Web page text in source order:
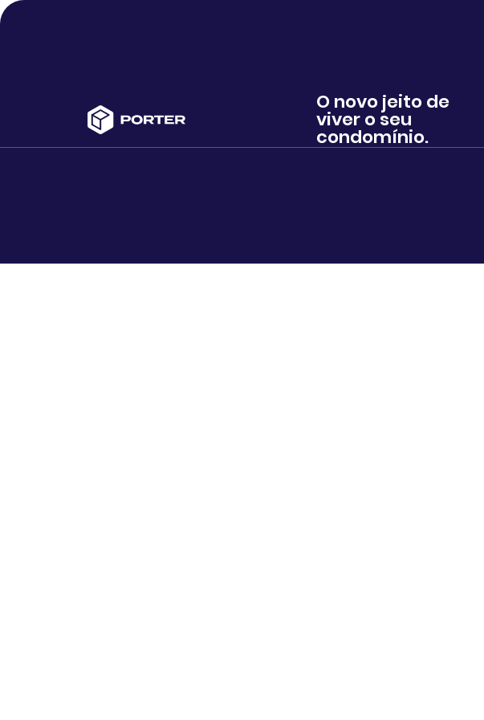
O novo jeito de
viver o seu
condomínio.